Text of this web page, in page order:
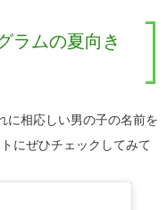
ラムの夏向き
に相応しい男の子の名前を
にぜひチェックしてみて